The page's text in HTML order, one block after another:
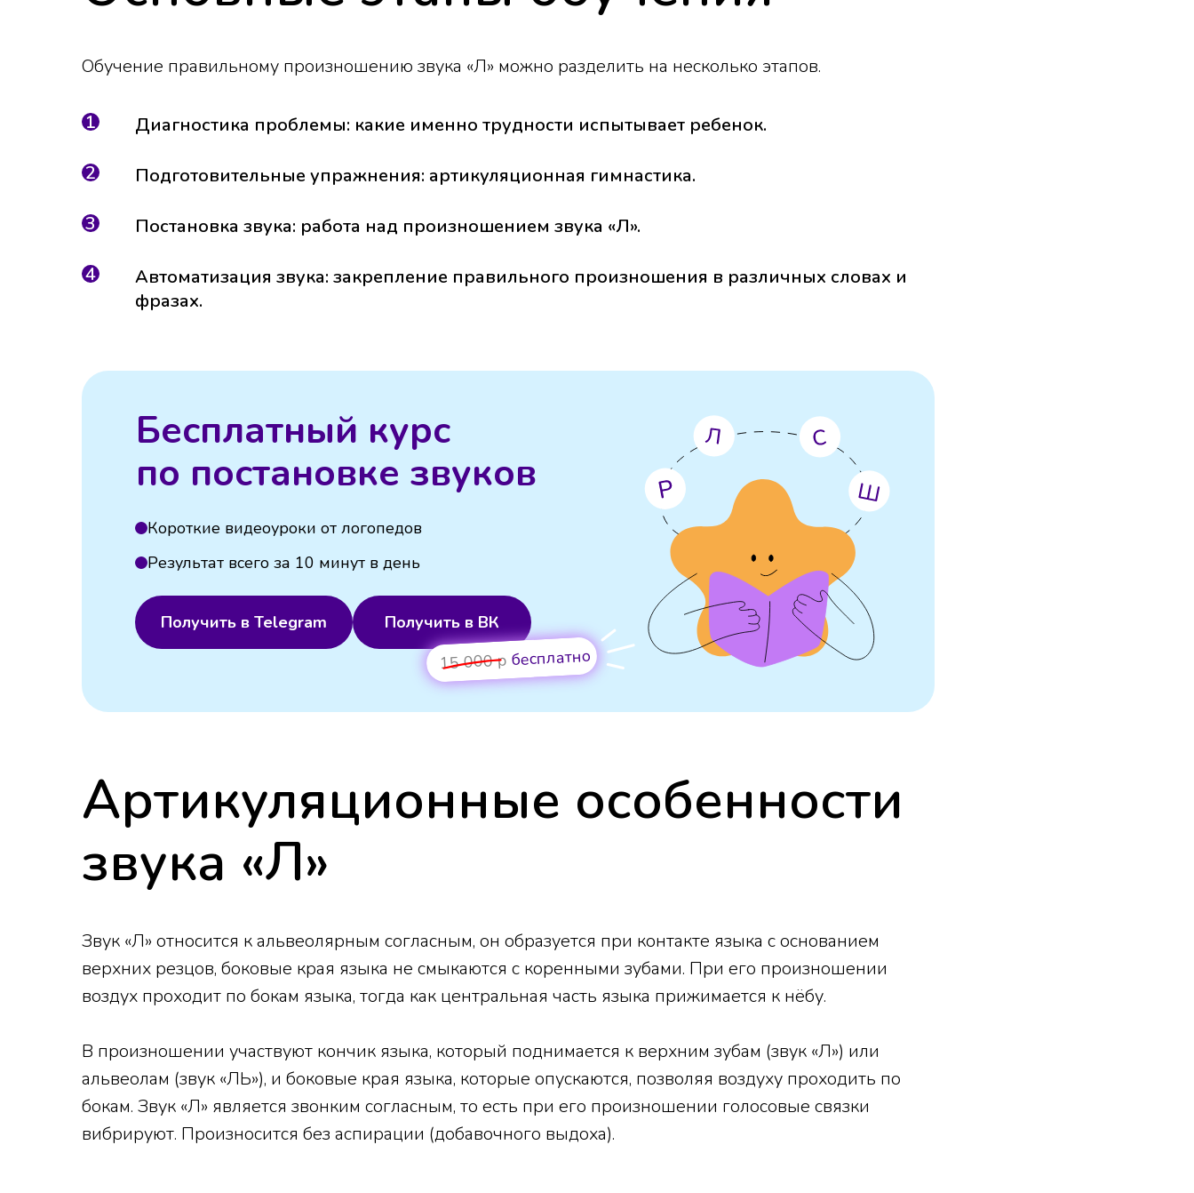
Обучение правильному произношению звука «Л» можно разделить на несколько этапов.
Диагностика проблемы: какие именно трудности испытывает ребенок.
Подготовительные упражнения: артикуляционная гимнастика.
Постановка звука: работа над произношением звука «Л».
Автоматизация звука: закрепление правильного произношения в различных словах и
фразах.
Бесплатный курс
по постановке звуков
Получить в Telegram Получить в ВК
15 000 р бесплатно
Результат всего за 10 минут в день
Короткие видеоуроки от логопедов
Артикуляционные особенности
звука «Л»
Звук «Л» относится к альвеолярным согласным, он образуется при контакте языка с основанием
верхних резцов, боковые края языка не смыкаются с коренными зубами. При его произношении
воздух проходит по бокам языка, тогда как центральная часть языка прижимается к нёбу.
В произношении участвуют кончик языка, который поднимается к верхним зубам (звук «Л») или
альвеолам (звук «ЛЬ»), и боковые края языка, которые опускаются, позволяя воздуху проходить по
бокам. Звук «Л» является звонким согласным, то есть при его произношении голосовые связки
вибрируют. Произносится без аспирации (добавочного выдоха).